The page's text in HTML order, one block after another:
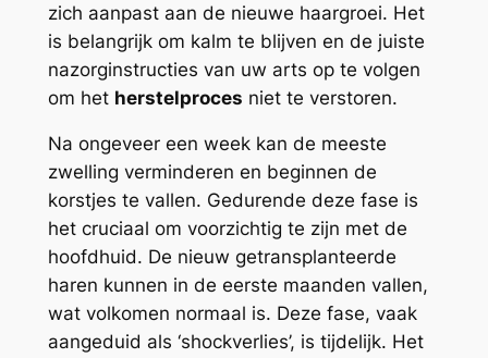
zich aanpast aan de nieuwe haargroei. Het
is belangrijk om kalm te blijven en de juiste
nazorginstructies van uw arts op te volgen
om het herstelproces niet te verstoren.
Na ongeveer een week kan de meeste
zwelling verminderen en beginnen de
korstjes te vallen. Gedurende deze fase is
het cruciaal om voorzichtig te zijn met de
hoofdhuid. De nieuw getransplanteerde
haren kunnen in de eerste maanden vallen,
wat volkomen normaal is. Deze fase, vaak
aangeduid als ‘shockverlies’, is tijdelijk. Het